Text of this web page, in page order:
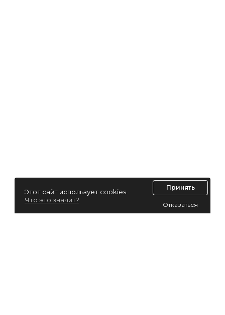
Этот сайт использует cookies
Что это значит?
Принять
Отказаться